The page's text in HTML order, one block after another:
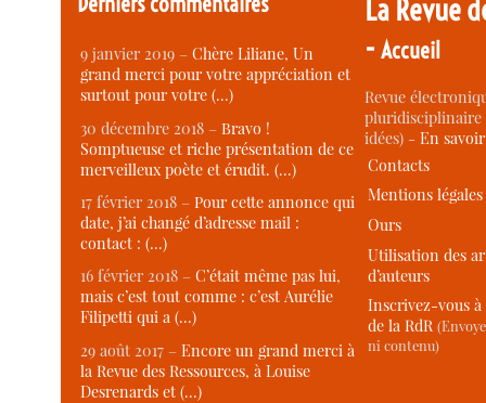
9 janvier 2019 –Chère Liliane, Un
grand merci pour votre appréciation et
surtout pour votre (…)
30 décembre 2018 –Bravo !
Somptueuse et riche présentation de ce
merveilleux poète et érudit. (…)
17 février 2018 –Pour cette annonce qui
date, j’ai changé d’adresse mail :
contact : (…)
16 février 2018 –C’était même pas lui,
mais c’est tout comme : c’est Aurélie
Filipetti qui a (…)
29 août 2017 –Encore un grand merci à
la Revue des Ressources, à Louise
Desrenards et (…)
La Revue
-Accueil
Revue
idées) -En
Contacts
Mentions légales
Ours
Utilisation des
d’auteurs
Inscrivez-vous
de la RdR
ni contenu)